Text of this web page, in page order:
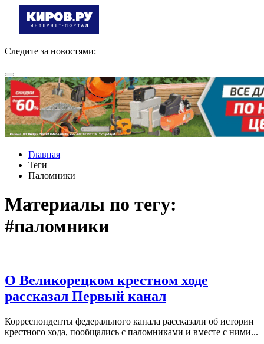
Следите за новостями:
Главная
Теги
Паломники
Материалы по тегу:
#паломники
О Великорецком крестном ходе
рассказал Первый канал
Корреспонденты федерального канала рассказали об истории
крестного хода, пообщались с паломниками и вместе с ними...